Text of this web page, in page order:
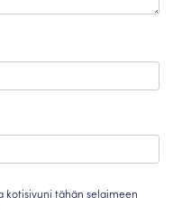
kotisivuni tähän selaimeen